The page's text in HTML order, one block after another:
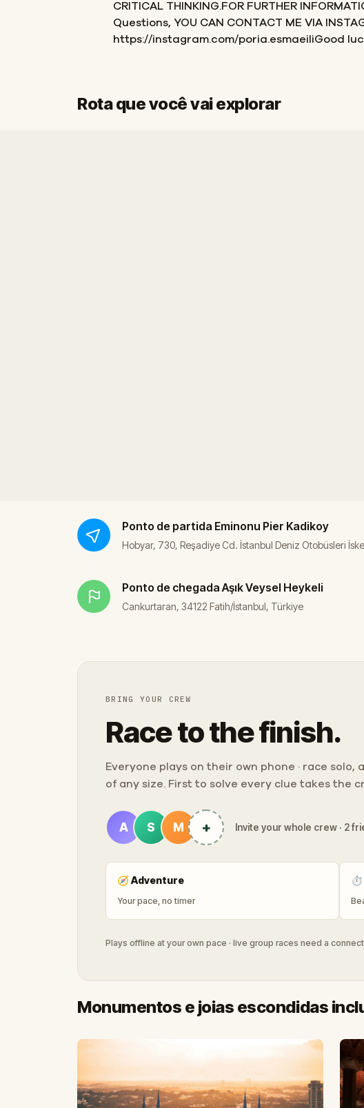
CRITICAL THINKING.FOR FURTHER
Questions, YOU CAN CONTACT ME VIA
https://instagram.com/poria.esmaeiliGood
Rota que você vai explorar
Ponto de partida Eminonu Pier Kadikoy
Hobyar, 730, Reşadiye Cd. İstanbul Deniz Otobüsleri
Ponto de chegada Aşık Veysel Heykeli
Cankurtaran, 34122 Fatih/İstanbul, Türkiye
BRING YOUR CREW
Race to the finish.
Everyone plays on their own phone · race solo,
of any size. First to solve every clue takes the
A S M + Invite your whole crew · 2
🧭Adventure
Your pace, no timer
⏱
Plays offline at your own pace · live group races need a
Monumentos e joias escondidas